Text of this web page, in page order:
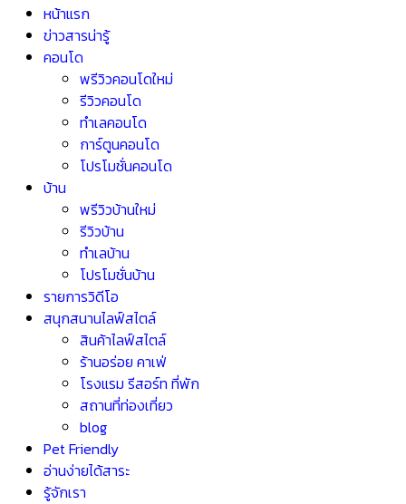
หน้าแรก
ข่าวสารน่ารู้
คอนโด
พรีวิวคอนโดใหม่
รีวิวคอนโด
ทำเลคอนโด
การ์ตูนคอนโด
โปรโมชั่นคอนโด
บ้าน
พรีวิวบ้านใหม่
รีวิวบ้าน
ทำเลบ้าน
โปรโมชั่นบ้าน
รายการวิดีโอ
สนุกสนานไลฟ์สไตล์
สินค้าไลฟ์สไตล์
ร้านอร่อย คาเฟ่
โรงแรม รีสอร์ท ที่พัก
สถานที่ท่องเที่ยว
blog
Pet Friendly
อ่านง่ายได้สาระ
รู้จักเรา